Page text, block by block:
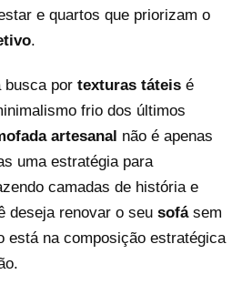
e quartos que priorizam o
.
busca por texturas táteis é
frio dos últimos
artesanal não é apenas
uma estratégia para
camadas de história e
deseja renovar o seu sofásem
está na composição estratégica